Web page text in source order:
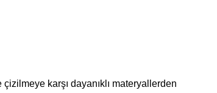
karşı dayanıklı materyallerden